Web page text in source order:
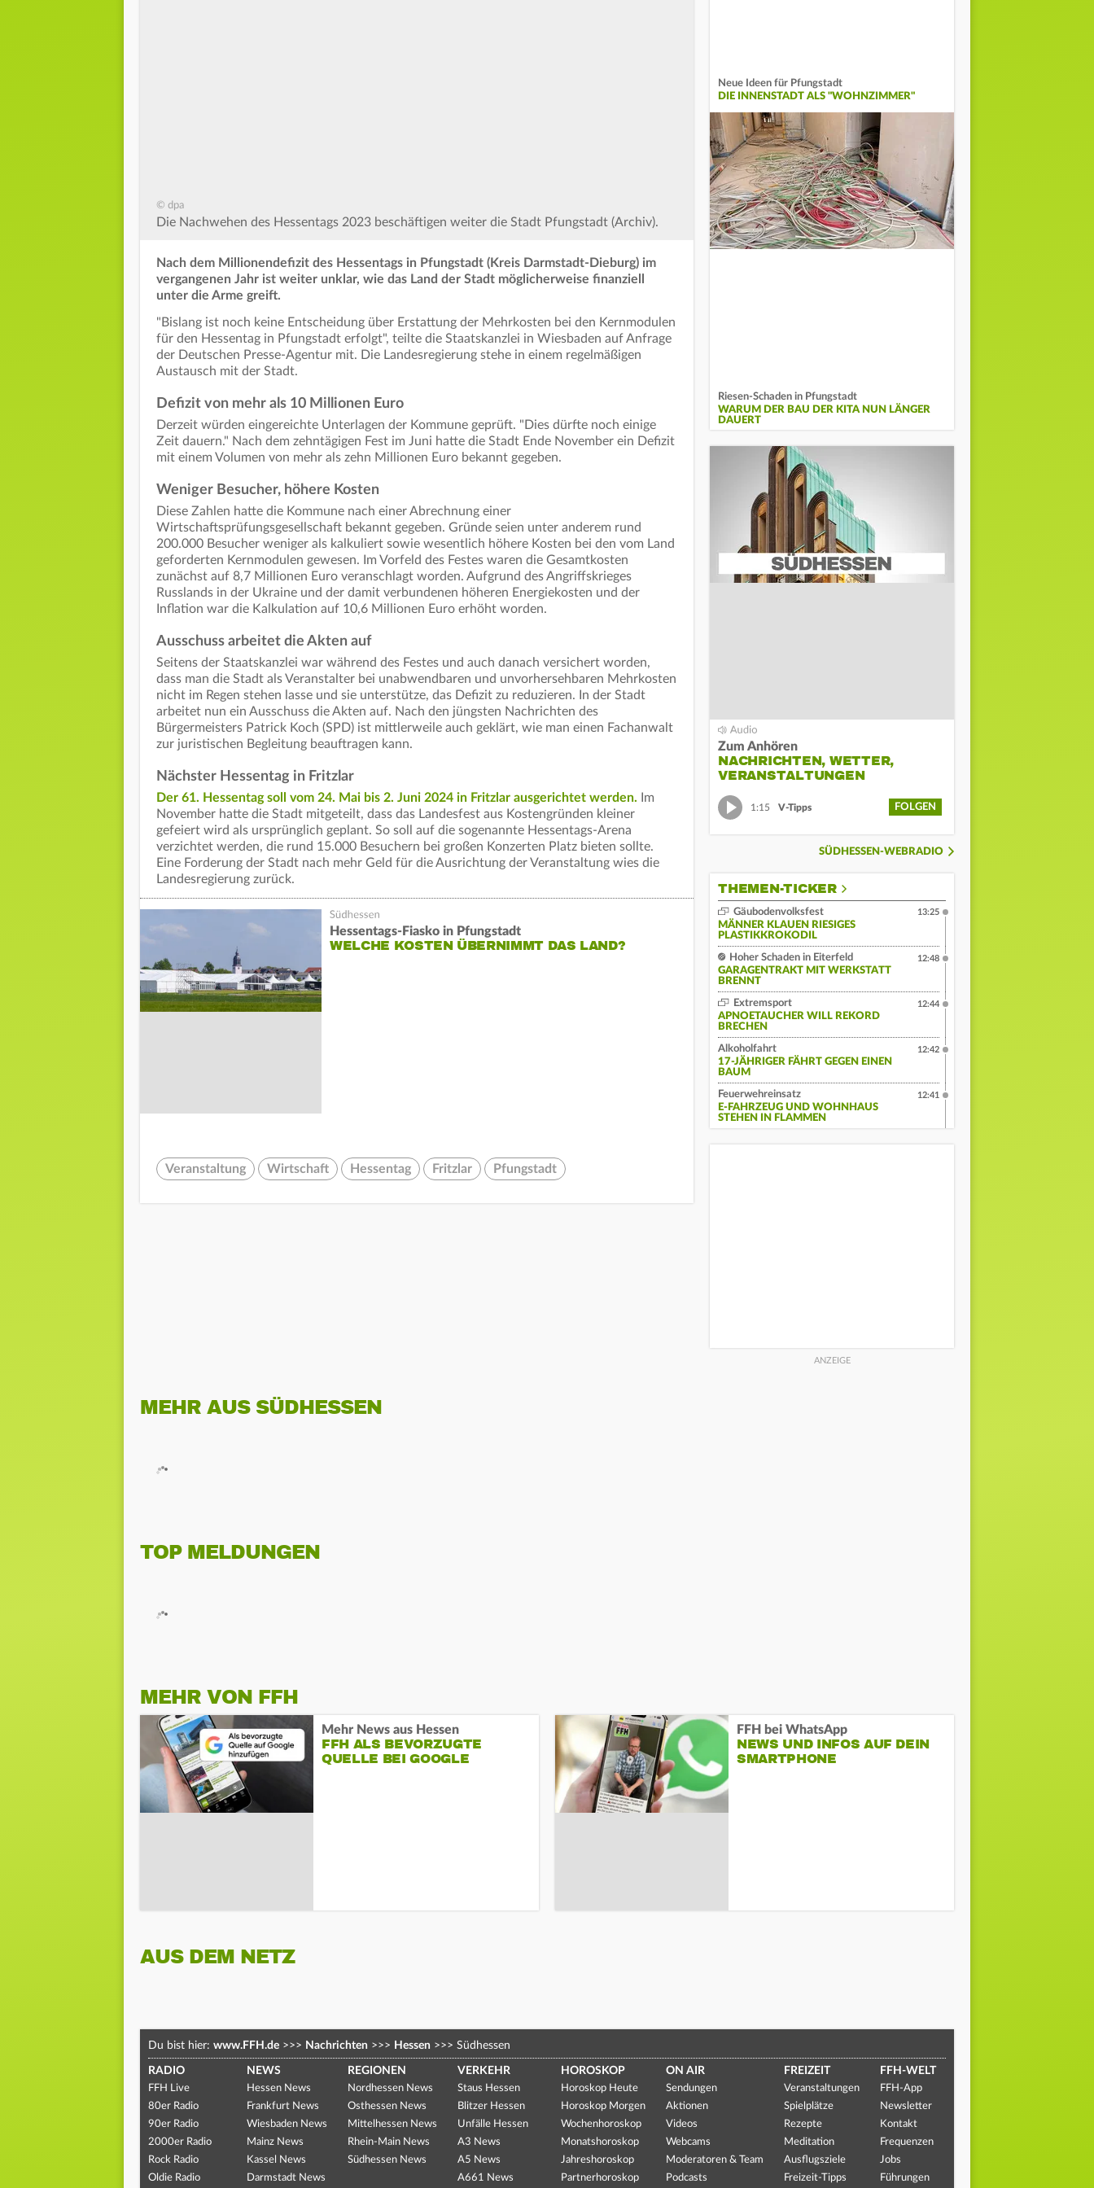
© dpa
Die Nachwehen des Hessentags 2023 beschäftigen weiter die Stadt Pfungstadt (Archiv).
Nach dem Millionendefizit des Hessentags in Pfungstadt (Kreis Darmstadt-Dieburg) im
vergangenen Jahr ist weiter unklar, wie das Land der Stadt möglicherweise finanziell
unter die Arme greift.
"Bislang ist noch keine Entscheidung über Erstattung der Mehrkosten bei den Kernmodulen
für den Hessentag in Pfungstadt erfolgt", teilte die Staatskanzlei in Wiesbaden auf Anfrage
der Deutschen Presse-Agentur mit. Die Landesregierung stehe in einem regelmäßigen
Austausch mit der Stadt.
Defizit von mehr als 10 Millionen Euro
Derzeit würden eingereichte Unterlagen der Kommune geprüft. "Dies dürfte noch einige
Zeit dauern." Nach dem zehntägigen Fest im Juni hatte die Stadt Ende November ein Defizit
mit einem Volumen von mehr als zehn Millionen Euro bekannt gegeben.
Weniger Besucher, höhere Kosten
Diese Zahlen hatte die Kommune nach einer Abrechnung einer
Wirtschaftsprüfungsgesellschaft bekannt gegeben. Gründe seien unter anderem rund
200.000 Besucher weniger als kalkuliert sowie wesentlich höhere Kosten bei den vom Land
geforderten Kernmodulen gewesen. Im Vorfeld des Festes waren die Gesamtkosten
zunächst auf 8,7 Millionen Euro veranschlagt worden. Aufgrund des Angriffskrieges
Russlands in der Ukraine und der damit verbundenen höheren Energiekosten und der
Inflation war die Kalkulation auf 10,6 Millionen Euro erhöht worden.
Ausschuss arbeitet die Akten auf
Seitens der Staatskanzlei war während des Festes und auch danach versichert worden,
dass man die Stadt als Veranstalter bei unabwendbaren und unvorhersehbaren Mehrkosten
nicht im Regen stehen lasse und sie unterstütze, das Defizit zu reduzieren. In der Stadt
arbeitet nun ein Ausschuss die Akten auf. Nach den jüngsten Nachrichten des
Bürgermeisters Patrick Koch (SPD) ist mittlerweile auch geklärt, wie man einen Fachanwalt
zur juristischen Begleitung beauftragen kann.
Nächster Hessentag in Fritzlar
Der 61. Hessentag soll vom 24. Mai bis 2. Juni 2024 in Fritzlar ausgerichtet werden. Im
November hatte die Stadt mitgeteilt, dass das Landesfest aus Kostengründen kleiner
gefeiert wird als ursprünglich geplant. So soll auf die sogenannte Hessentags-Arena
verzichtet werden, die rund 15.000 Besuchern bei großen Konzerten Platz bieten sollte.
Eine Forderung der Stadt nach mehr Geld für die Ausrichtung der Veranstaltung wies die
Landesregierung zurück.
Hessentags-Fiasko in Pfungstadt
WELCHE KOSTEN ÜBERNIMMT DAS LAND?
Veranstaltung Wirtschaft Hessentag Fritzlar Pfungstadt
Neue Ideen für Pfungstadt
DIE INNENSTADT ALS "WOHNZIMMER"
Riesen-Schaden in Pfungstadt
WARUM DER BAU DER KITA NUN LÄNGER
DAUERT
Zum Anhören
NACHRICHTEN, WETTER,
VERANSTALTUNGEN
1:15 V-Tipps FOLGEN
SÜDHESSEN-WEBRADIO
THEMEN-TICKER
Gäubodenvolksfest
MÄNNER KLAUEN RIESIGES
PLASTIKKROKODIL
13:25
Hoher Schaden in Eiterfeld
GARAGENTRAKT MIT WERKSTATT
BRENNT
12:48
Extremsport
APNOETAUCHER WILL REKORD
BRECHEN
12:44
Alkoholfahrt
17-JÄHRIGER FÄHRT GEGEN EINEN
BAUM
12:42
Feuerwehreinsatz
E-FAHRZEUG UND WOHNHAUS
STEHEN IN FLAMMEN
12:41
MEHR AUS SÜDHESSEN
TOP MELDUNGEN
MEHR VON FFH
Mehr News aus Hessen
FFH ALS BEVORZUGTE
QUELLE BEI GOOGLE
FFH bei WhatsApp
NEWS UND INFOS AUF DEIN
SMARTPHONE
AUS DEM NETZ
Du bist hier: www.FFH.de >>> Nachrichten >>> Hessen >>> Südhessen
RADIO
FFH Live
80er Radio
90er Radio
2000er Radio
Rock Radio
Oldie Radio
NEWS
Hessen News
Frankfurt News
Wiesbaden News
Mainz News
Kassel News
Darmstadt News
REGIONEN
Nordhessen News
Osthessen News
Mittelhessen News
Rhein-Main News
Südhessen News
VERKEHR
Staus Hessen
Blitzer Hessen
Unfälle Hessen
A3 News
A5 News
A661 News
HOROSKOP
Horoskop Heute
Horoskop Morgen
Wochenhoroskop
Monatshoroskop
Jahreshoroskop
Partnerhoroskop
ON AIR
Sendungen
Aktionen
Videos
Webcams
Moderatoren & Team
Podcasts
FREIZEIT
Veranstaltungen
Spielplätze
Rezepte
Meditation
Ausflugsziele
Freizeit-Tipps
FFH-WELT
FFH-App
Newsletter
Kontakt
Frequenzen
Jobs
Führungen